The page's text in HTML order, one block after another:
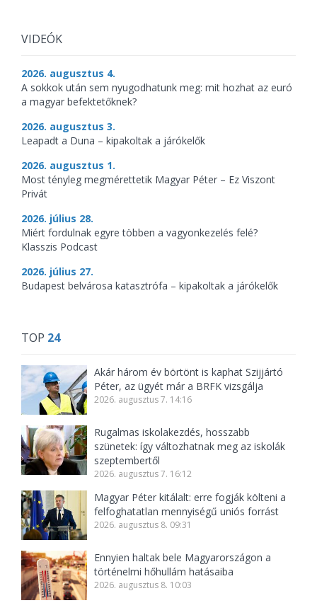
VIDEÓK
2026. augusztus 4.
A sokkok után sem nyugodhatunk meg: mit hozhat az euró
a magyar befektetőknek?
2026. augusztus 3.
Leapadt a Duna – kipakoltak a járókelők
2026. augusztus 1.
Most tényleg megmérettetik Magyar Péter – Ez Viszont
Privát
2026. július 28.
Miért fordulnak egyre többen a vagyonkezelés felé?
Klasszis Podcast
2026. július 27.
Budapest belvárosa katasztrófa – kipakoltak a járókelők
TOP 24
Akár három év börtönt is kaphat Szijjártó
Péter, az ügyét már a BRFK vizsgálja
2026. augusztus 7. 14:16
Rugalmas iskolakezdés, hosszabb
szünetek: így változhatnak meg az iskolák
szeptembertől
2026. augusztus 7. 16:12
Magyar Péter kitálalt: erre fogják költeni a
felfoghatatlan mennyiségű uniós forrást
2026. augusztus 8. 09:31
Ennyien haltak bele Magyarországon a
történelmi hőhullám hatásaiba
2026. augusztus 8. 10:03